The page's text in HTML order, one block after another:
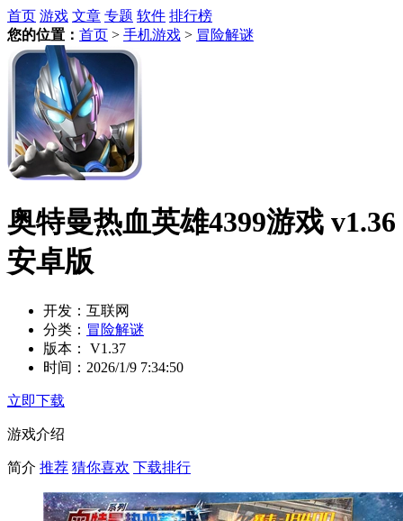
首页 游戏 文章 专题 软件 排行榜
您的位置： 首页 > 手机游戏 > 冒险解谜
奥特曼热血英雄4399游戏 v1.36
安卓版
开发： 互联网
分类： 冒险解谜
版本：
V1.37
时间： 2026/1/9 7:34:50
立即下载
游戏介绍
简介 推荐 猜你喜欢 下载排行